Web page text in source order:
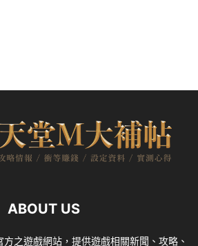
ABOUT US
方之遊戲網站，提供遊戲相關新聞、攻略、